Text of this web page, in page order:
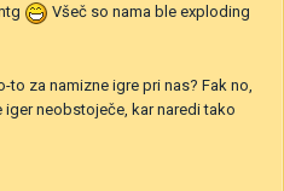
Všeč so nama ble exploding
to za namizne igre pri nas? Fak no,
iger neobstoječe, kar naredi tako